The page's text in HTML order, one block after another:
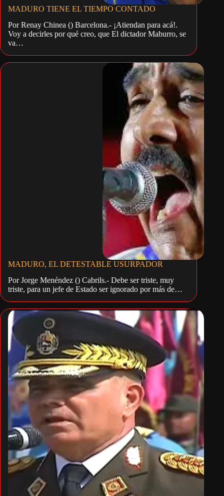
MADURO TIENE EL TIEMPO CONTADO
Por Renay Chinea () Barcelona.- ¡Atiendan para acá!.
Voy a decirles por qué creo, que El dictador Maburro, se
va…
MADURO, EL DETESTABLE USURPADOR
Por Jorge Menéndez () Cabrils.- Debe ser triste, muy
triste, para un jefe de Estado ser ignorado por más de…